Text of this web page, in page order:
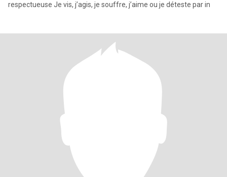
respectueuse Je vis, j’agis, je souffre, j’aime ou je déteste par in